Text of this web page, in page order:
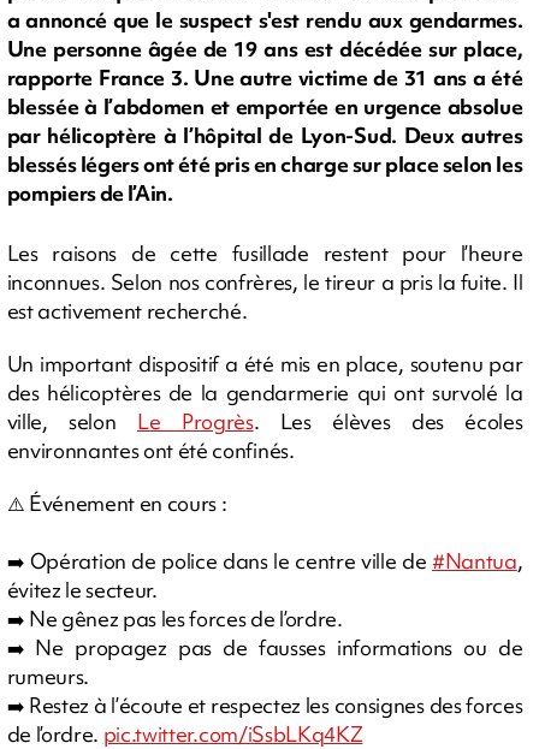
a annoncé que le suspect s'est rendu aux gendarmes.
Une personne âgée de 19 ans est décédée sur place,
rapporte France 3. Une autre victime de 31 ans a été
blessée à l’abdomen et emportée en urgence absolue
par hélicoptère à l’hôpital de Lyon-Sud. Deux autres
blessés légers ont été pris en charge sur place selon les
pompiers de l’Ain.
Les raisons de cette fusillade restent pour l’heure
inconnues. Selon nos confrères, le tireur a pris la fuite. Il
est activement recherché.
Un important dispositif a été mis en place, soutenu par
des hélicoptères de la gendarmerie qui ont survolé la
ville, selon Le Progrès. Les élèves des écoles
environnantes ont été confinés.
⚠️ Événement en cours :
➡️ Opération de police dans le centre ville de#Nantua,
évitez le secteur.
➡️ Ne gênez pas les forces de l’ordre.
➡️ Ne propagez pas de fausses informations ou de
rumeurs.
➡️ Restez à l’écoute et respectez les consignes des forces
de l’ordre. pic.twitter.com/iSsbLKq4KZ